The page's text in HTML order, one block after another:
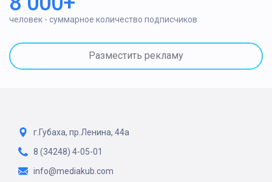
человек - суммарное количество подписчиков
Разместить рекламу
г.Губаха, пр.Ленина, 44а
8 (34248) 4-05-01
info@mediakub.com